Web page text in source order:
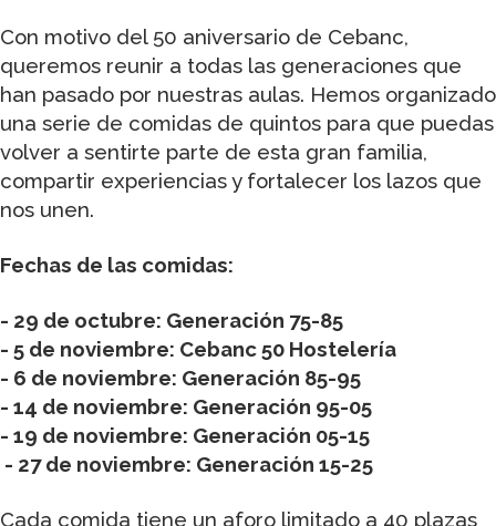
Con motivo del 50 aniversario de Cebanc,
queremos reunir a todas las generaciones que
han pasado por nuestras aulas. Hemos organizado
una serie de comidas de quintos para que puedas
volver a sentirte parte de esta gran familia,
compartir experiencias y fortalecer los lazos que
nos unen.
Fechas de las comidas:
- 29 de octubre: Generación 75-85
- 5 de noviembre: Cebanc 50 Hostelería
- 6 de noviembre: Generación 85-95
- 14 de noviembre: Generación 95-05
- 19 de noviembre: Generación 05-15
- 27 de noviembre: Generación 15-25
Cada comida tiene un aforo limitado a 40 plazas